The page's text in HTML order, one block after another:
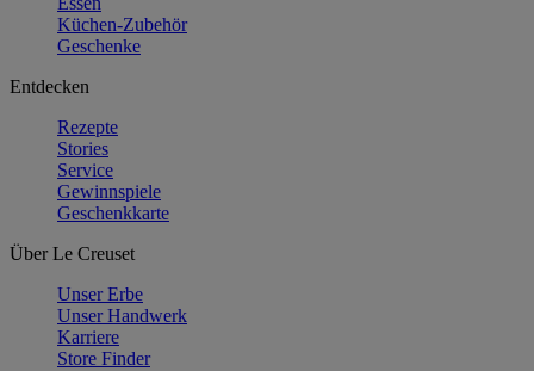
Küchen-Zubehör
Geschenke
Entdecken
Rezepte
Stories
Service
Gewinnspiele
Geschenkkarte
Über Le Creuset
Unser Erbe
Unser Handwerk
Karriere
Store Finder